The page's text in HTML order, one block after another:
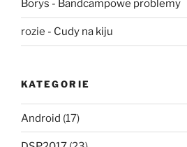
Borys - Bandcampowe problemy
rozie - Cudy na kiju
KATEGORIE
Android (17)